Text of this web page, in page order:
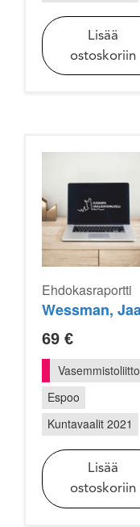
Lisää
ostoskoriin
Ehdokasraportti
69 €
Vasemmistoliitto
Espoo
Kuntavaalit 2021
Lisää
ostoskoriin